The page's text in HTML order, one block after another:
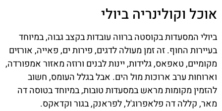
אוכל וקולינריה ביולי
ביולי המסעדות בקוסטה ברווה עובדות בקצב גבוה, במיוחד
בעיירות החוף. זה זמן מעולה לדגים, פירות ים, פאייה, אורזים
מקומיים, טאפאס, גלידות, יינות לבנים ורוזה מאזור אמפורדה,
וארוחות ערב ארוכות מול הים. אבל בגלל העומס, חשוב
להזמין מקומות מראש במסעדות טובות, במיוחד בטוסה דה
מאר, קללה דה פלאפרוג'ל, לפראנק, בגור וקדאקס.